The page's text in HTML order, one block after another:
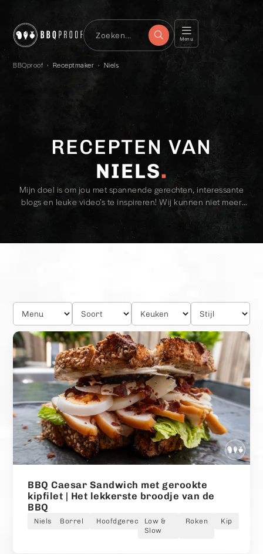
Menu
BBQproof › Receptmaker › Niels
RECEPTEN VAN
NIELS
Mijn doel is om jou met spannende gerechten, interessante
blogs en leuke video’s te inspireren! Wij kunnen niet meer
zonder BBQproof, nu jij nog! #dontskipbbqday
BBQ Caesar Sandwich met gerookte
kipfilet | Het lekkerste broodje van de
BBQ
Niels Borrel HoofdgerechtLow &
Slow
Roken Kip